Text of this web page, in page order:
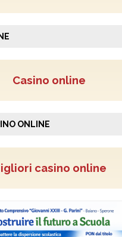
Casino online
ONLINE
casino online